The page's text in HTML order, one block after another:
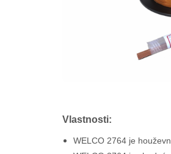
Vlastnosti:
WELCO 2764 je